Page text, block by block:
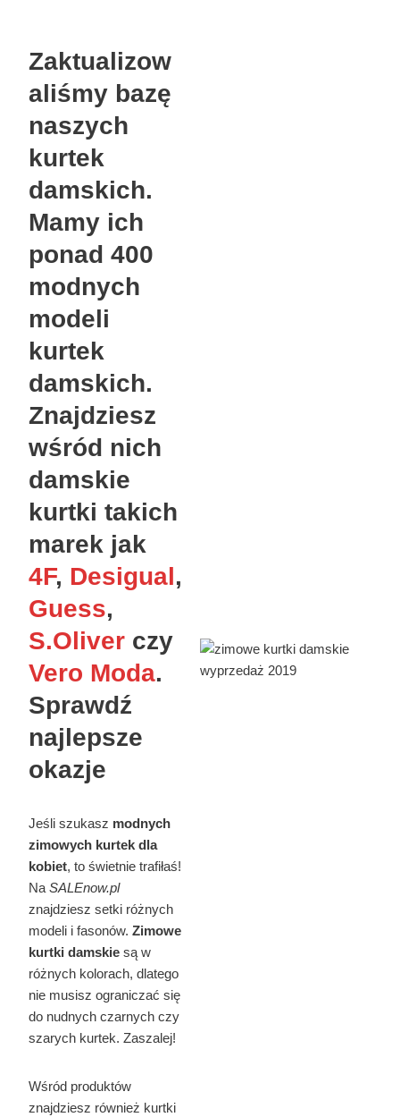
Zaktualizow
aliśmy bazę
naszych
kurtek
damskich.
Mamy ich
ponad 400
modnych
modeli
kurtek
damskich.
Znajdziesz
wśród nich
damskie
kurtki takich
marek jak
4F, Desigual,
Guess,
S.Oliverczy
Vero Moda.
Sprawdź
najlepsze
okazje
Jeśli szukasz modnych
zimowych kurtek dla
kobiet, to świetnie trafiłaś!
Na SALEnow.pl
znajdziesz setki różnych
modeli i fasonów. Zimowe
kurtki damskiesą w
różnych kolorach, dlatego
nie musisz ograniczać się
do nudnych czarnych czy
szarych kurtek. Zaszalej!
Wśród produktów
znajdziesz również kurtki